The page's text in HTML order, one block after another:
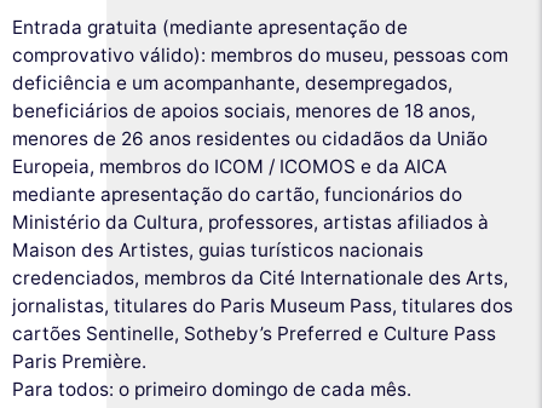
Entrada gratuita (mediante apresentação de
comprovativo válido): membros do museu, pessoas com
deficiência e um acompanhante, desempregados,
beneficiários de apoios sociais, menores de 18 anos,
menores de 26 anos residentes ou cidadãos da União
Europeia, membros do ICOM / ICOMOS e da AICA
mediante apresentação do cartão, funcionários do
Ministério da Cultura, professores, artistas afiliados à
Maison des Artistes, guias turísticos nacionais
credenciados, membros da Cité Internationale des Arts,
jornalistas, titulares do Paris Museum Pass, titulares dos
cartões Sentinelle, Sotheby’s Preferred e Culture Pass
Paris Première.
Para todos: o primeiro domingo de cada mês.